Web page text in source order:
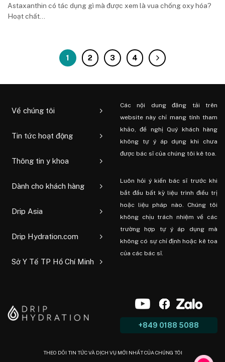
Astaxanthin có tác dụng gì mà được xem là vua chống oxy hóa?
Hoạt chất...
1 2 3 4
Về chúng tôi
Tin tức hoạt động
Thông tin y khoa
Dành cho khách hàng
Drip Asia
Drip Hydration.com
Sở Y Tế TP Hồ Chí Minh
Các nội dung đăng tải trên
website này chỉ mang tính tham
khảo, đề nghị Quý khách hàng
không tự ý áp dụng khi chưa
được bác sĩ của chúng tôi kê toa.
Luôn hỏi ý kiến ​​bác sĩ trước khi
bắt đầu bất kỳ liệu trình điều trị
hoặc liệu pháp nào. Chúng tôi
không chịu trách nhiệm về các
trường hợp tự ý áp dụng mà
không có sự chỉ định hoặc kê toa
của các bác sĩ.
+849 0188 5088
THEO DÕI TIN TỨC VÀ DỊCH VỤ MỚI NHẤT CỦA CHÚNG TÔI